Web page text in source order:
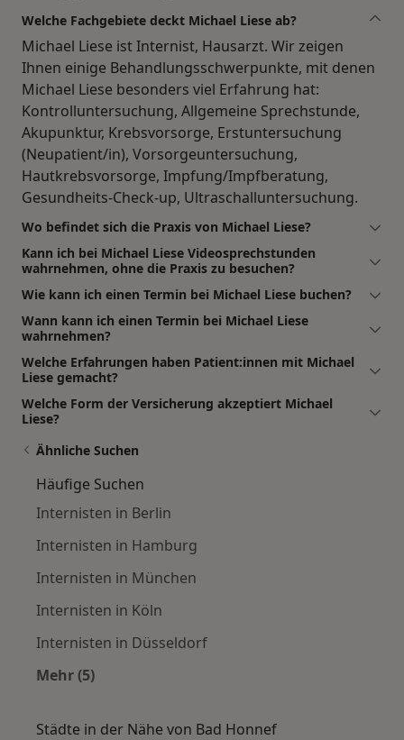
Welche Fachgebiete deckt Michael Liese ab?
Michael Liese ist Internist, Hausarzt. Wir zeigen
Ihnen einige Behandlungsschwerpunkte, mit denen
Michael Liese besonders viel Erfahrung hat:
Kontrolluntersuchung, Allgemeine Sprechstunde,
Akupunktur, Krebsvorsorge, Erstuntersuchung
(Neupatient/in), Vorsorgeuntersuchung,
Hautkrebsvorsorge, Impfung/Impfberatung,
Gesundheits-Check-up, Ultraschalluntersuchung.
Wo befindet sich die Praxis von Michael Liese?
Kann ich bei Michael Liese Videosprechstunden
wahrnehmen, ohne die Praxis zu besuchen?
Wie kann ich einen Termin bei Michael Liese buchen?
Wann kann ich einen Termin bei Michael Liese
wahrnehmen?
Welche Erfahrungen haben Patient:innen mit Michael
Liese gemacht?
Welche Form der Versicherung akzeptiert Michael
Liese?
Ähnliche Suchen
Häufige Suchen
Internisten in Berlin
Internisten in Hamburg
Internisten in München
Internisten in Köln
Internisten in Düsseldorf
Mehr (5)
Städte in der Nähe von Bad Honnef